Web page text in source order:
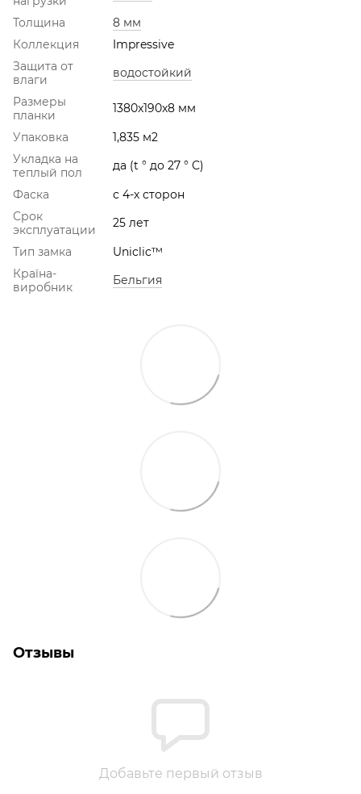
Толщина
8 мм
Коллекция
Impressive
Защита от
влаги
водостойкий
Размеры
планки
1380x190x8 мм
Упаковка
1,835 м2
Укладка на
теплый пол
да (t ° до 27 ° С)
Фаска
с 4-х сторон
Срок
эксплуатации
25 лет
Тип замка
Uniclic™
Країна-
виробник
Бельгия
Отзывы
Добавьте первый отзыв